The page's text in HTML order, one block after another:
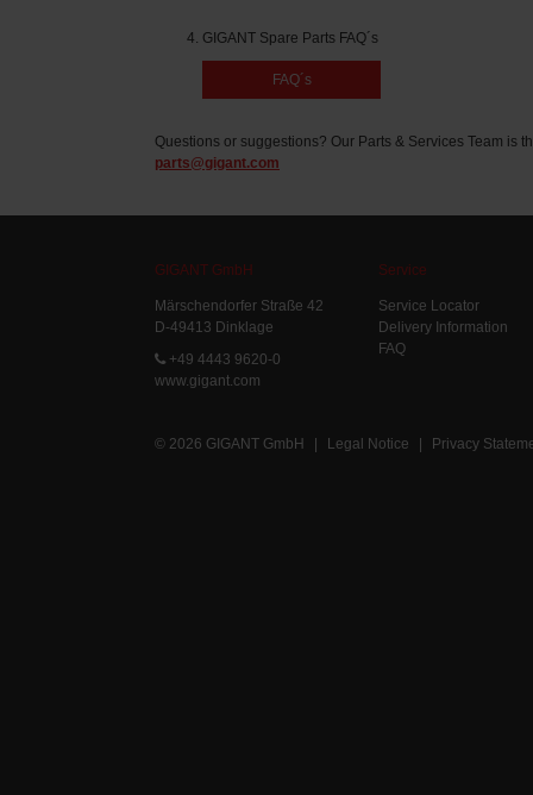
GIGANT Spare Parts FAQ´s
FAQ´s
Questions or suggestions? Our Parts & Services Team is
parts@gigant.com
GIGANT GmbH
Märschendorfer Straße 42
D-49413 Dinklage
+49 4443 9620-0
www.gigant.com
Service
Service Locator
Delivery Information
FAQ
© 2026 GIGANT GmbH | Legal Notice | Privacy